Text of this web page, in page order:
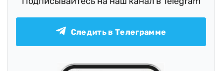
Следить в Телеграмме